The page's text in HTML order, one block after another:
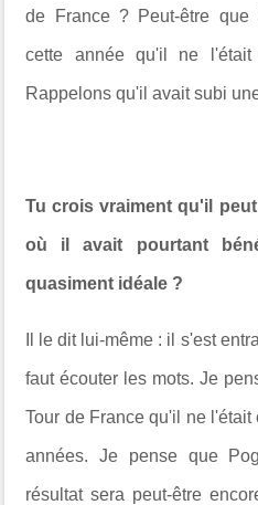
de France ? Peut-être que
cette année qu'il ne l'était
Rappelons qu'il avait subi
Tu crois vraiment qu'il
où il avait pourtant
quasiment idéale ?
Il le dit lui-même : il s'est
faut écouter les mots. Je
Tour de France qu'il ne
années. Je pense que
résultat sera peut-être